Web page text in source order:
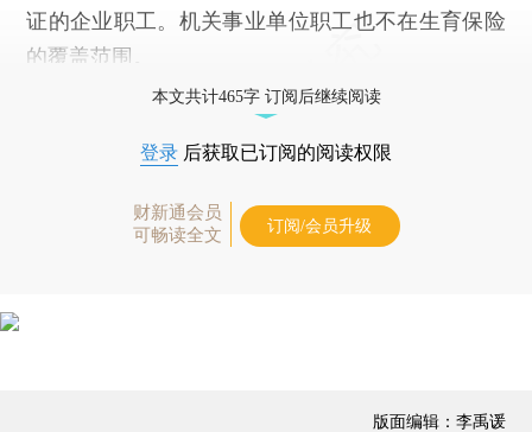
证的企业职工。机关事业单位职工也不在生育保险
的覆盖范围。
本文共计465字 订阅后继续阅读
登录 后获取已订阅的阅读权限
财新通会员
可畅读全文
订阅/会员升级
版面编辑：李禹谖